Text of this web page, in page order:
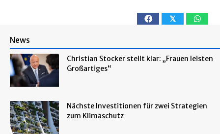
𝕏
News
Christian Stocker stellt klar: „Frauen leisten
Großartiges“
Nächste Investitionen für zwei Strategien
zum Klimaschutz